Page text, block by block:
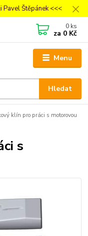
Štěpánek <<<
Menu
Hledat
0 ks
za 0 Kč
klín pro práci s motorovou
s